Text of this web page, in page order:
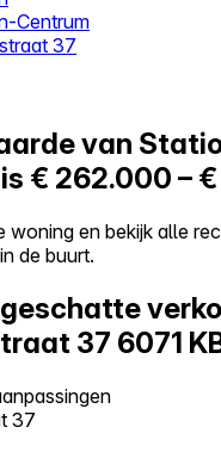
Centrum
37
van
€ 262.000 –
woning en bekijk alle
de buurt.
37 6071